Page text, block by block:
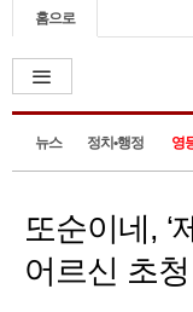
홈으로
뉴스 정치•행정 영
또순이네, ‘
어르신 초